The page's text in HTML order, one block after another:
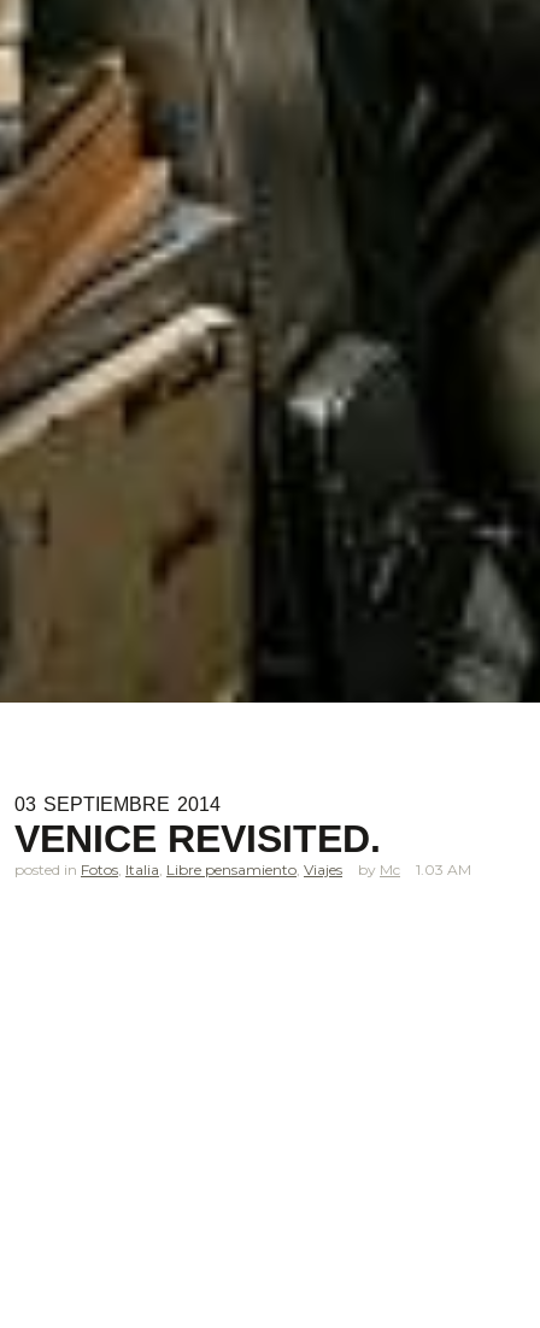
03 SEPTIEMBRE 2014
VENICE REVISITED.
posted in Fotos, Italia, Libre pensamiento, Viajes Mc 1.03 AM